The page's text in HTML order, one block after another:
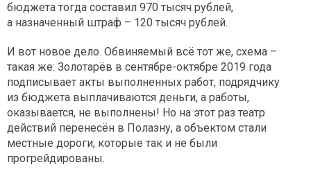
бюджета тогда составил 970 тысяч рублей,
а назначенный штраф – 120 тысяч рублей.
И вот новое дело. Обвиняемый всё тот же, схема –
такая же: Золотарёв в сентябре-октябре 2019 года
подписывает акты выполненных работ, подрядчику
из бюджета выплачиваются деньги, а работы,
оказывается, не выполнены! Но на этот раз театр
действий перенесён в Полазну, а объектом стали
местные дороги, которые так и не были
прогрейдированы.